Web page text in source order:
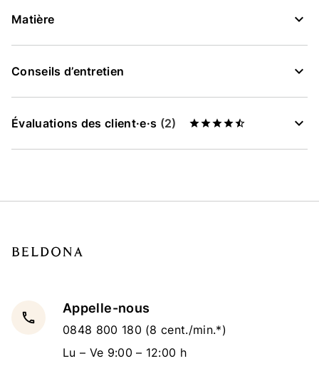
Matière
Conseils d’entretien
Évaluations des client·e·s (2)
local_phone
Appelle-nous
0848 800 180 (8 cent./min.*)
Lu – Ve 9:00 – 12:00 h